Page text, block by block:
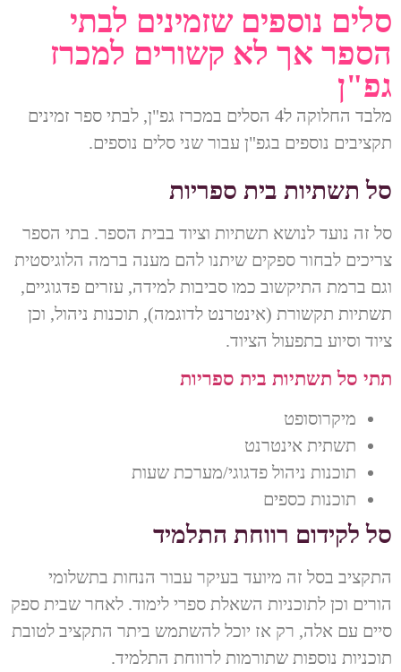
סלים נוספים שזמינים לבתי
הספר אך לא קשורים למכרז
גפ"ן
מלבד החלוקה ל4 הסלים במכרז גפ"ן, לבתי ספר זמינים
תקציבים נוספים בגפ"ן עבור שני סלים נוספים.
סל תשתיות בית ספריות
סל זה נועד לנושא תשתיות וציוד בבית הספר. בתי הספר
צריכים לבחור ספקים שיתנו להם מענה ברמה הלוגיסטית
וגם ברמת התיקשוב כמו סביבות למידה, עזרים פדגוגיים,
תשתיות תקשורת (אינטרנט לדוגמה), תוכנות ניהול, וכן
ציוד וסיוע בתפעול הציוד.
תתי סל תשתיות בית ספריות
מיקרוסופט
תשתית אינטרנט
תוכנות ניהול פדגוגי/מערכת שעות
תוכנות כספים
סל לקידום רווחת התלמיד
התקציב בסל זה מיועד בעיקר עבור הנחות בתשלומי
הורים וכן לתוכניות השאלת ספרי לימוד. לאחר שבית ספק
סיים עם אלה, רק אז יוכל להשתמש ביתר התקציב לטובת
תוכניות נוספות שתורמות לרווחת התלמיד.